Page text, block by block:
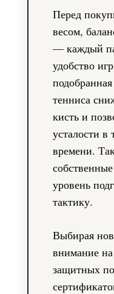
Перед
весом,
— каждый
удобство
тенниса
кисть и
усталости в
времени.
уровень
тактику.
Выбирая
внимание
защитных